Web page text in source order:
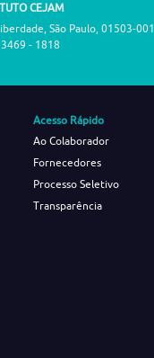
CEJAM
São Paulo, 01503-001
- 1818
Acesso Rápido
Ao Colaborador
Fornecedores
Processo Seletivo
Transparência